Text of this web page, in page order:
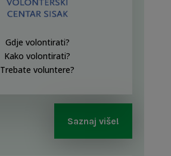
Gdje volontirati?
Kako volontirati?
Trebate voluntere?
Saznaj više!